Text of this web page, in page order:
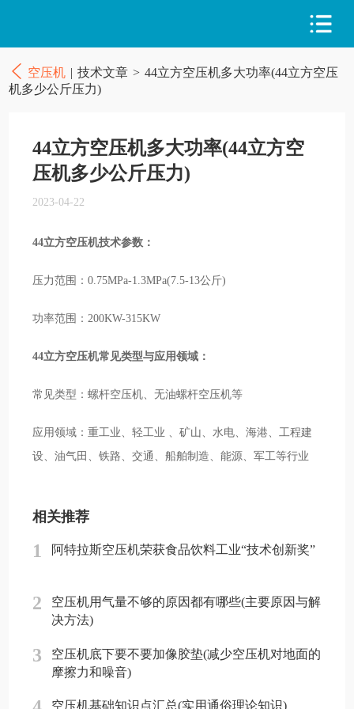
空压机 | 技术文章 > 44立方空压机多大功率(44立方空压
机多少公斤压力)
44立方空压机多大功率(44立方空
压机多少公斤压力)
2023-04-22
44立方空压机技术参数：
压力范围：0.75MPa-1.3MPa(7.5-13公斤)
功率范围：200KW-315KW
44立方空压机常见类型与应用领域：
常见类型：螺杆空压机、无油螺杆空压机等
应用领域：重工业、轻工业 、矿山、水电、海港、工程建
设、油气田、铁路、交通、船舶制造、能源、军工等行业
相关推荐
1 阿特拉斯空压机荣获食品饮料工业“技术创新奖”
2
空压机用气量不够的原因都有哪些(主要原因与解
决方法)
3
空压机底下要不要加像胶垫(减少空压机对地面的
摩擦力和噪音)
空压机基础知识点汇总(实用通俗理论知识)